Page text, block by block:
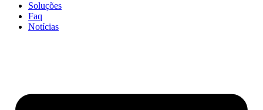
Soluções
Faq
Notícias